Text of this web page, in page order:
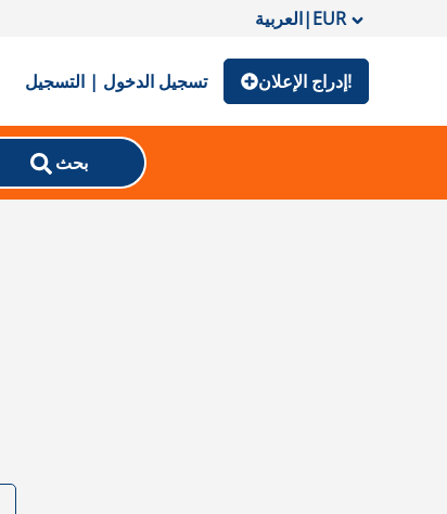
العربية|EUR
تسجيل الدخول | التسجيل إدراج الإعلان!
بحث